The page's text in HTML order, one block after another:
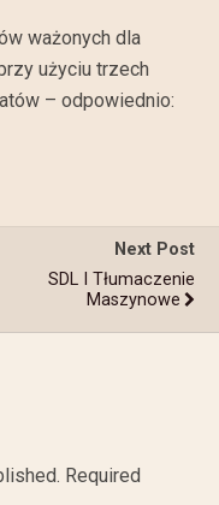
ważonych dla
użyciu trzech
– odpowiednio:
Next Post
SDL I Tłumaczenie
Maszynowe
Required